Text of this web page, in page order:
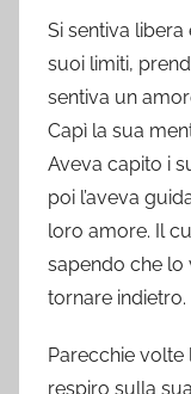
Si sentiva
suoi limiti,
sentiva un
Capì la sua
Aveva capito i
poi l’aveva
loro amore. Il
sapendo che
tornare indietro.
Parecchie volte
respiro sulla